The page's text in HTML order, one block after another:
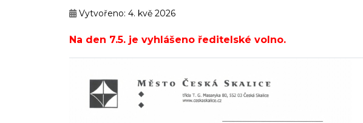
Vytvořeno: 4. kvě 2026
Na den 7.5. je vyhlášeno ředitelské volno.